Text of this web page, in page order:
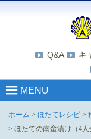
Q&A キ
MENU
ホーム >ほたてレシピ >
>ほたての南蛮漬け（4人